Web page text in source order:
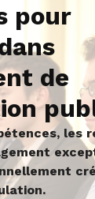
pour
de
les